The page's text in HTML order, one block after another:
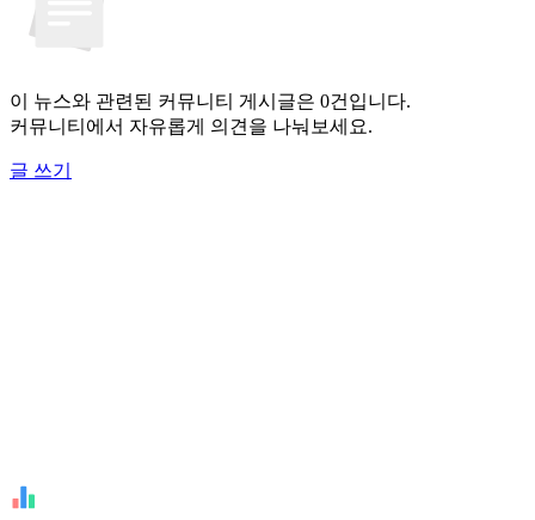
이 뉴스와 관련된 커뮤니티 게시글은 0건입니다.
커뮤니티에서 자유롭게 의견을 나눠보세요.
글 쓰기